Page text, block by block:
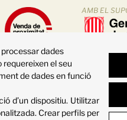
AMB EL
dades
el seu
de dades en funció
d’un dispositiu. Utilitzar
. Crear perfils per